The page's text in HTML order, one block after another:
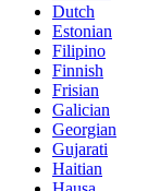
Dutch
Estonian
Filipino
Finnish
Frisian
Galician
Georgian
Gujarati
Haitian